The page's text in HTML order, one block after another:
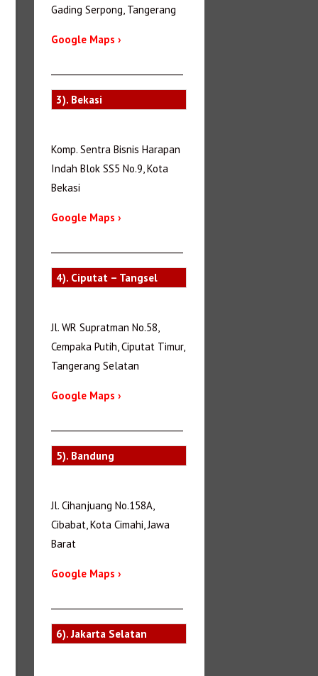
Gading Serpong, Tangerang
Google Maps ›
3). Bekasi
Komp. Sentra Bisnis Harapan
Indah Blok SS5 No.9, Kota
Bekasi
Google Maps ›
4). Ciputat – Tangsel
Jl. WR Supratman No.58,
Cempaka Putih, Ciputat Timur,
Tangerang Selatan
Google Maps ›
5). Bandung
Jl. Cihanjuang No.158A,
Cibabat, Kota Cimahi, Jawa
Barat
Google Maps ›
6). Jakarta Selatan